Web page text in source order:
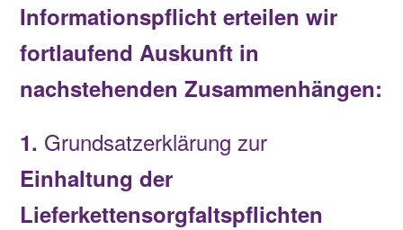
Informationspflicht erteilen wir
fortlaufend Auskunft in
nachstehenden Zusammenhängen:
1. Grundsatzerklärung zur
Einhaltung der
Lieferkettensorgfaltspflichten